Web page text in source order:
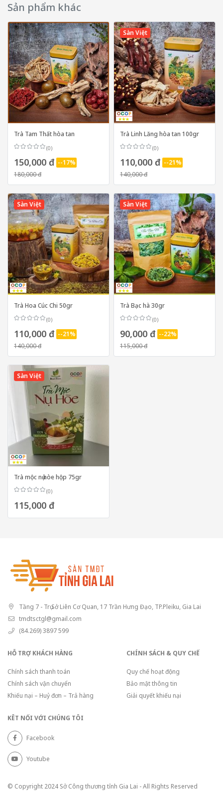
Sản phẩm khác
Trà Tam Thất hòa tan
(0)
150,000 đ --17%
180,000 đ
Sàn Việt
Trà Linh Lăng hòa tan 100gr
(0)
110,000 đ --21%
140,000 đ
Sàn Việt
Trà Hoa Cúc Chi 50gr
(0)
110,000 đ --21%
140,000 đ
Sàn Việt
Trà Bạc hà 30gr
(0)
90,000 đ --22%
115,000 đ
Sàn Việt
Trà mộc nụ hòe hộp 75gr
(0)
115,000 đ
Tầng 7 - Trụ Sở Liên Cơ Quan, 17 Trần Hưng Đạo, TP.Pleiku, Gia Lai
tmdtsctgl@gmail.com
(84.269) 3897 599
HỖ TRỢ KHÁCH HÀNG
Chính sách thanh toán
Chính sách vận chuyển
Khiếu nại – Huỷ đơn – Trả hàng
CHÍNH SÁCH & QUY CHẾ
Quy chế hoạt động
Bảo mật thông tin
Giải quyết khiếu nại
KÊT NỐI VỚI CHÚNG TÔI
Facebook
Youtube
© Copyright 2024 Sở Công thương tỉnh Gia Lai - All Rights Reserved